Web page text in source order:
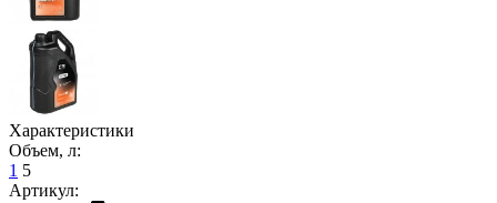
Характеристики
Объем, л:
1 5
Артикул: